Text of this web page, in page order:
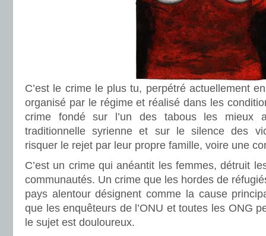
C’est le crime le plus tu, perpétré actuellement
organisé par le régime et réalisé dans les
crime fondé sur l’un des tabous les mieux
traditionnelle syrienne et sur le silence des
risquer le rejet par leur propre famille, voire une
C’est un crime qui anéantit les femmes, détruit
communautés. Un crime que les hordes de
pays alentour désignent comme la cause
que les enquêteurs de l’ONU et toutes les ONG
le sujet est douloureux.